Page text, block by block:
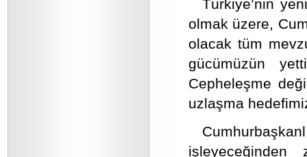
Türkiye’nin
olmak üzere,
olacak tüm
gücümüzün
Cepheleşme
uzlaşma